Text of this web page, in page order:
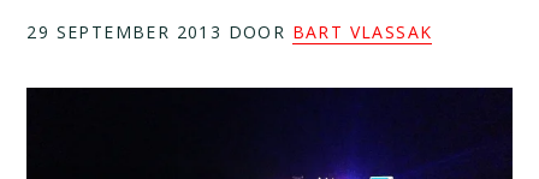
29 SEPTEMBER 2013 DOOR BART VLASSAK